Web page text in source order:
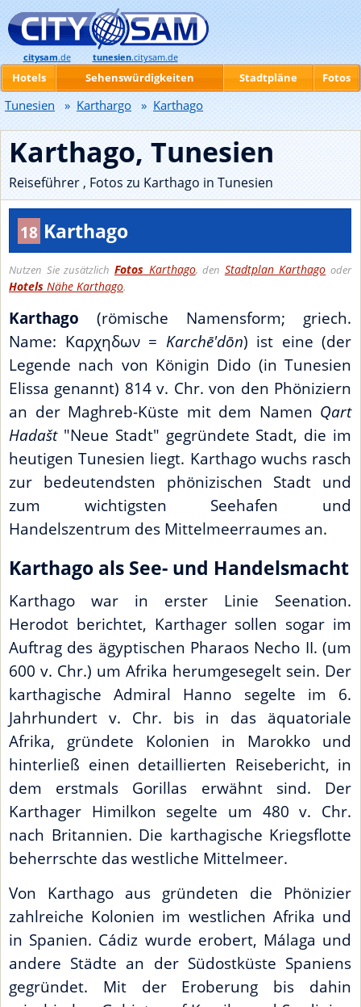
Karthago, Tunesien
Reiseführer , Fotos zu Karthago in Tunesien
18 Karthago
Nutzen Sie zusätzlich FotosKarthago, den Stadtplan Karthago oder
Hotels Nähe Karthago.
Karthago (römische Namensform; griech.
Name: Καρχηδων = Karchē'dōn) ist eine (der
Legende nach von Königin Dido (in Tunesien
Elissa genannt) 814 v. Chr. von den Phöniziern
an der Maghreb-Küste mit dem Namen Qart
Hadašt"Neue Stadt" gegründete Stadt, die im
heutigen Tunesien liegt. Karthago wuchs rasch
zur bedeutendsten phönizischen Stadt und
zum wichtigsten Seehafen und
Handelszentrum des Mittelmeerraumes an.
Karthago als See- und Handelsmacht
Karthago war in erster Linie Seenation.
Herodot berichtet, Karthager sollen sogar im
Auftrag des ägyptischen Pharaos Necho II. (um
600 v. Chr.) um Afrika herumgesegelt sein. Der
karthagische Admiral Hanno segelte im 6.
Jahrhundert v. Chr. bis in das äquatoriale
Afrika, gründete Kolonien in Marokko und
hinterließ einen detaillierten Reisebericht, in
dem erstmals Gorillas erwähnt sind. Der
Karthager Himilkon segelte um 480 v. Chr.
nach Britannien. Die karthagische Kriegsflotte
beherrschte das westliche Mittelmeer.
Von Karthago aus gründeten die Phönizier
zahlreiche Kolonien im westlichen Afrika und
in Spanien. Cádiz wurde erobert, Málaga und
andere Städte an der Südostküste Spaniens
gegründet. Mit der Eroberung bis dahin
citysam.de tunesien.citysam.de
Hotels Sehenswürdigkeiten Stadtpläne Fotos
Tunesien » Karthargo » Karthago